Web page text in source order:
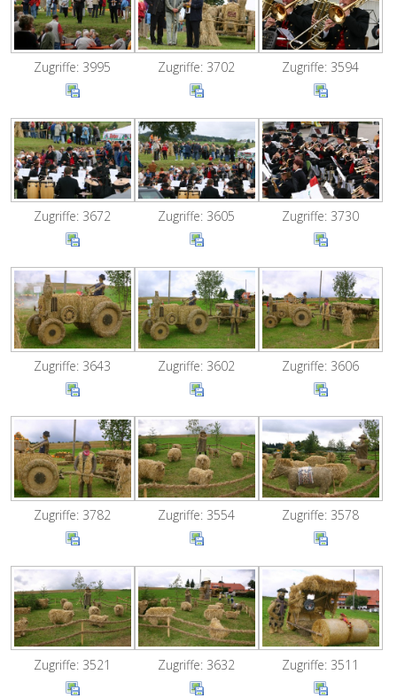
Zugriffe: 3995 Zugriffe: 3702 Zugriffe: 3594
Zugriffe: 3672 Zugriffe: 3605 Zugriffe: 3730
Zugriffe: 3643 Zugriffe: 3602 Zugriffe: 3606
Zugriffe: 3782 Zugriffe: 3554 Zugriffe: 3578
Zugriffe: 3521 Zugriffe: 3632 Zugriffe: 3511